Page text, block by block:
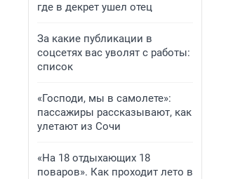
где в декрет ушел отец
За какие публикации в
соцсетях вас уволят с работы:
список
«Господи, мы в самолете»:
пассажиры рассказывают, как
улетают из Сочи
«На 18 отдыхающих 18
поваров». Как проходит лето в